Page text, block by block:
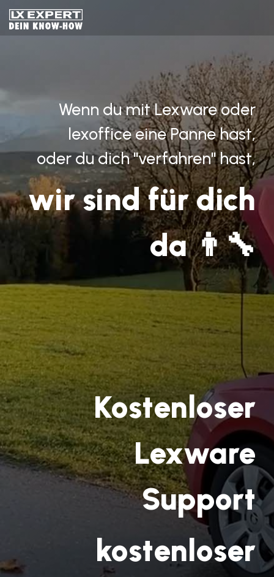
Skip
to
the
Wenn du mit Lexware oder
lexoffice eine Panne hast,
oder du dich "verfahren" hast,
wir sind für dich
da 👨‍🔧
Kostenloser
Lexware
Support
kostenloser